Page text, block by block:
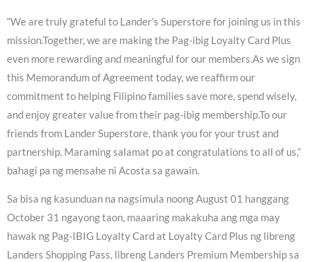
“We are truly grateful to Lander’s Superstore for joining us in this
mission.Together, we are making the Pag-ibig Loyalty Card Plus
even more rewarding and meaningful for our members.As we sign
this Memorandum of Agreement today, we reaffirm our
commitment to helping Filipino families save more, spend wisely,
and enjoy greater value from their pag-ibig membership.To our
friends from Lander Superstore, thank you for your trust and
partnership. Maraming salamat po at congratulations to all of us,”
bahagi pa ng mensahe ni Acosta sa gawain.
Sa bisa ng kasunduan na nagsimula noong August 01 hanggang
October 31 ngayong taon, maaaring makakuha ang mga may
hawak ng Pag-IBIG Loyalty Card at Loyalty Card Plus ng libreng
Landers Shopping Pass, libreng Landers Premium Membership sa